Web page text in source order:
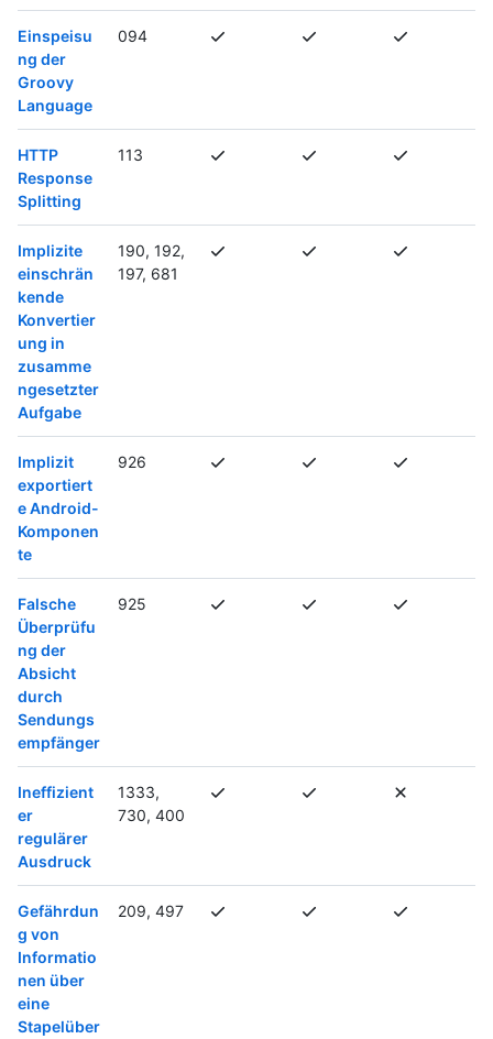
Einspeisu
ng der
Groovy
Language
094
HTTP
Response
Splitting
113
Implizite
einschrän
kende
Konvertier
ung in
zusamme
ngesetzter
Aufgabe
190, 192,
197, 681
Implizit
exportiert
e Android-
Komponen
te
926
Falsche
Überprüfu
ng der
Absicht
durch
Sendungs
empfänger
925
Ineffizient
er
regulärer
Ausdruck
1333,
730, 400
Gefährdun
g von
Informatio
nen über
eine
Stapelüber
209, 497